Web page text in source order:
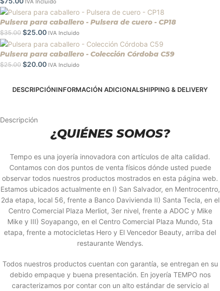
IVA Incluido
Pulsera para caballero - Pulsera de cuero - CP18
$35.00 $25.00 IVA Incluido
Pulsera para caballero - Colección Córdoba C59
$25.00 $20.00 IVA Incluido
DESCRIPCIÓNINFORMACIÓN ADICIONALSHIPPING & DELIVERY
Descripción
¿QUIÉNES SOMOS?
Tempo es una joyería innovadora con artículos de alta calidad.
Contamos con dos puntos de venta físicos dónde usted puede
observar todos nuestros productos mostrados en esta página web.
Estamos ubicados actualmente en I) San Salvador, en Mentrocentro,
2da etapa, local 56, frente a Banco Davivienda II) Santa Tecla, en el
Centro Comercial Plaza Merliot, 3er nivel, frente a ADOC y Mike
Mike y III) Soyapango, en el Centro Comercial Plaza Mundo, 5ta
etapa, frente a motocicletas Hero y El Vencedor Beauty, arriba del
restaurante Wendys.
Todos nuestros productos cuentan con garantía, se entregan en su
debido empaque y buena presentación. En joyería TEMPO nos
caracterizamos por contar con un alto estándar de servicio al